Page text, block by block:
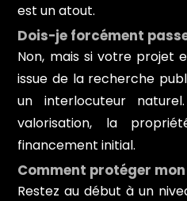
est un atout.
Dois-je forcément
Non, mais si votre projet
issue de la recherche
un interlocuteur
valorisation, la
financement initial.
Comment protéger mon
Restez au début à un